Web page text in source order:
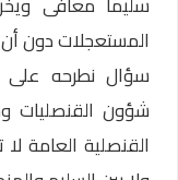
المستعجلات دون
سؤال نطرحه على
شؤون القنصليات
القنصلية العامة